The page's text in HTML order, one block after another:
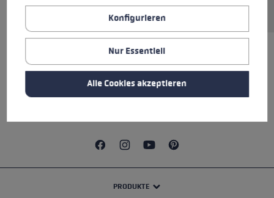
Nur mit Speed Lock 1+ System kompatibel.
ALLE EIGENSCHAFTEN
SICHERHEITSHINWEISE
PRODUKTE
Konfigurieren
Nur Essentiell
Alle Cookies akzeptieren